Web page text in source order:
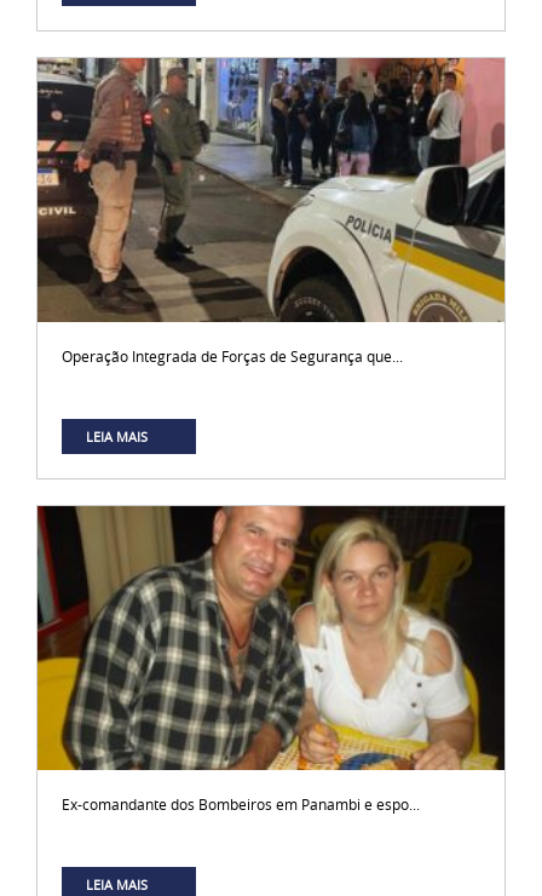
Operação Integrada de Forças de Segurança que...
LEIA MAIS
Ex-comandante dos Bombeiros em Panambi e espo...
LEIA MAIS